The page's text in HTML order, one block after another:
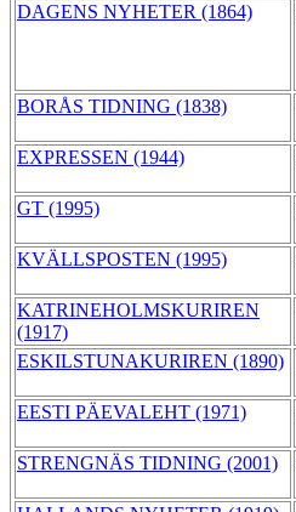
DAGENS NYHETER (1864)
BORÅS TIDNING (1838)
EXPRESSEN (1944)
GT (1995)
KVÄLLSPOSTEN (1995)
KATRINEHOLMSKURIREN
(1917)
ESKILSTUNAKURIREN (1890)
EESTI PÄEVALEHT (1971)
STRENGNÄS TIDNING (2001)